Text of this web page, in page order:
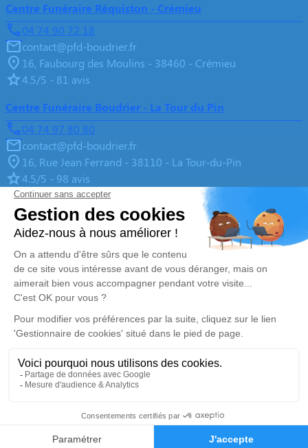
Demande de devis
Centre Funéraire Réquiston - Crémieu
04 74 90 72 18
contact@pfd-boudrier.fr
16, Faubourg des Moulins - 38460 - Crémieu
4.5/5 - 81 avis
Centre Funéraire Boudrier - La Tour du Pin
04 74 97 80 80
contact@pfd-boudrier.fr
16, Rue Jean Ferrand - 38110 - La Tour-du-Pin
4.5/5 - 98 avis
Centre Funéraire Boudrier - La Verpillère
04 81 61 04 20
695, Rue de la République - 38290 - La Verpillière
4.8/5 - 98 avis
Centre Funéraire Boudrier - Bourgoin-Jallieu
04 74 28 22 44
31, Rue Lavoisier - 38300 - Bourgoin-Jallieu
4.6/5 - 442 avis
Nos Services
Demande de rendez-vous en